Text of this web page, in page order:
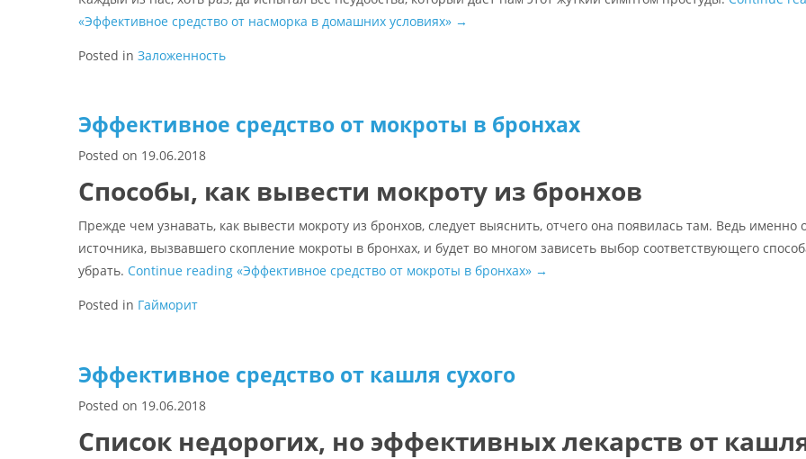
«Эффективное средство от насморка в домашних условиях» →
Posted in Заложенность
Эффективное средство от мокроты в бронхах
Posted on 19.06.2018
Способы, как вывести мокроту из бронхов
Прежде чем узнавать, как вывести мокроту из бронхов, следует выяснить, отчего она появилась там. Ведь именно
источника, вызвавшего скопление мокроты в бронхах, и будет во многом зависеть выбор соответствующего
убрать. Continue reading «Эффективное средство от мокроты в бронхах» →
Posted in Гайморит
Эффективное средство от кашля сухого
Posted on 19.06.2018
Список недорогих, но эффективных лекарств от